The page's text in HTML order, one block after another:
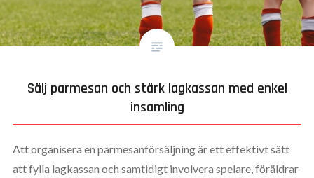
Sälj parmesan och stärk lagkassan med enkel
insamling
Att organisera en parmesanförsäljning är ett effektivt sätt
att fylla lagkassan och samtidigt involvera spelare, föräldrar